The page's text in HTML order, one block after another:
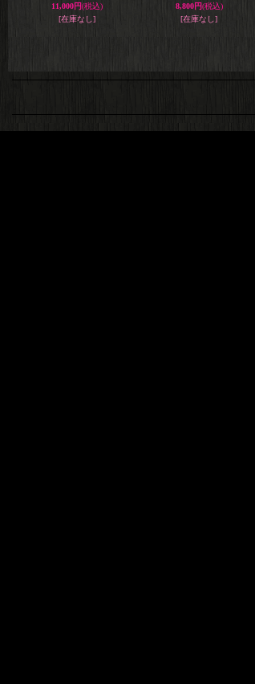
11,000円(税込)
[在庫なし]
8,800円(税込)
[在庫なし]